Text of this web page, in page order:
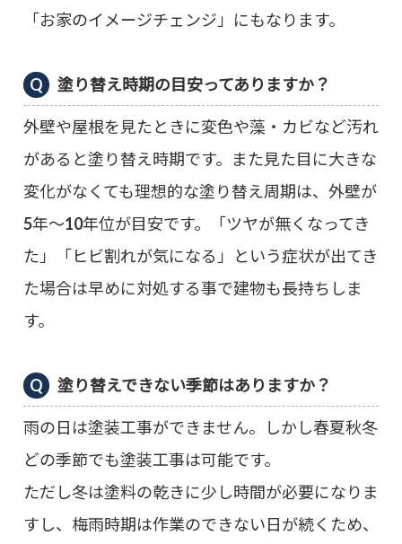
「お家のイメージチェンジ」にもなります。
塗り替え時期の目安ってありますか？
外壁や屋根を見たときに変色や藻・カビなど汚れ
があると塗り替え時期です。また見た目に大きな
変化がなくても理想的な塗り替え周期は、外壁が
5年～10年位が目安です。「ツヤが無くなってき
た」「ヒビ割れが気になる」という症状が出てき
た場合は早めに対処する事で建物も長持ちしま
す。
塗り替えできない季節はありますか？
雨の日は塗装工事ができません。しかし春夏秋冬
どの季節でも塗装工事は可能です。
ただし冬は塗料の乾きに少し時間が必要になりま
すし、梅雨時期は作業のできない日が続くため、